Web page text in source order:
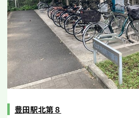
豊田駅北第８